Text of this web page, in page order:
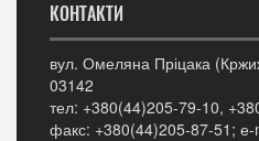
КОНТАКТИ
вул. Омеляна Пріцака
03142
тел: +380(44)205-79-10,
факс: +380(44)205-87-51; е-